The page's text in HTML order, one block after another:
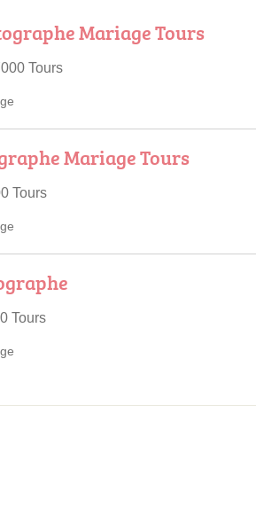
Mariage Tours
Tours
Mariage Tours
Tours
Tours